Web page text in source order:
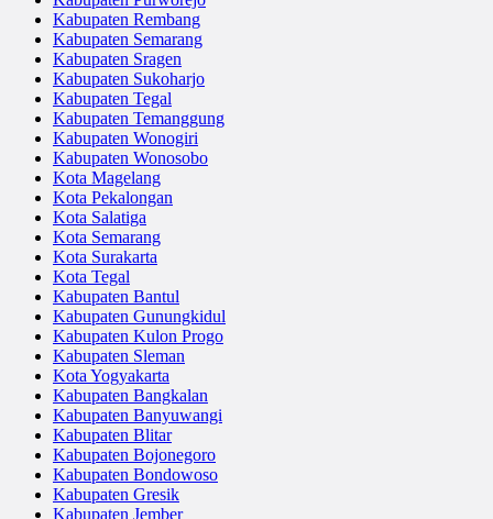
Kabupaten Rembang
Kabupaten Semarang
Kabupaten Sragen
Kabupaten Sukoharjo
Kabupaten Tegal
Kabupaten Temanggung
Kabupaten Wonogiri
Kabupaten Wonosobo
Kota Magelang
Kota Pekalongan
Kota Salatiga
Kota Semarang
Kota Surakarta
Kota Tegal
Kabupaten Bantul
Kabupaten Gunungkidul
Kabupaten Kulon Progo
Kabupaten Sleman
Kota Yogyakarta
Kabupaten Bangkalan
Kabupaten Banyuwangi
Kabupaten Blitar
Kabupaten Bojonegoro
Kabupaten Bondowoso
Kabupaten Gresik
Kabupaten Jember